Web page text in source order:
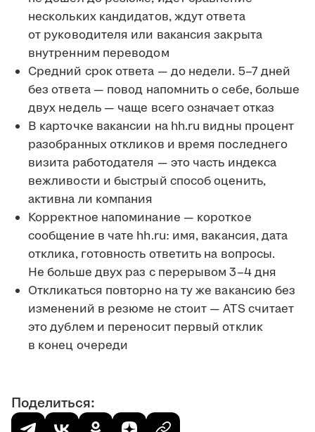
нескольких кандидатов, ждут ответа
от руководителя или вакансия закрыта
внутренним переводом
Средний срок ответа — до недели. 5–7 дней
без ответа — повод напомнить о себе, больше
двух недель — чаще всего означает отказ
В карточке вакансии на hh.ru видны процент
разобранных откликов и время последнего
визита работодателя — это часть индекса
вежливости и быстрый способ оценить,
активна ли компания
Корректное напоминание — короткое
сообщение в чате hh.ru: имя, вакансия, дата
отклика, готовность ответить на вопросы.
Не больше двух раз с перерывом 3–4 дня
Откликаться повторно на ту же вакансию без
изменений в резюме не стоит — ATS считает
это дублем и переносит первый отклик
в конец очереди
Поделиться: